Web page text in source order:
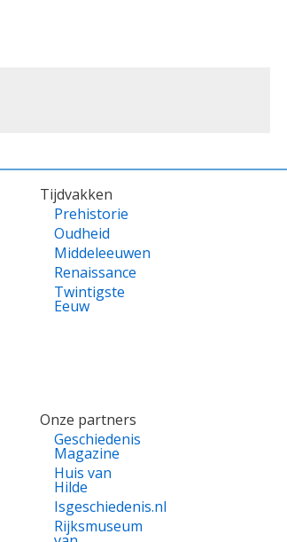
Tijdvakken
Prehistorie
Oudheid
Middeleeuwen
Renaissance
Twintigste
Eeuw
Onze partners
Geschiedenis
Magazine
Huis van
Hilde
Isgeschiedenis.nl
Rijksmuseum